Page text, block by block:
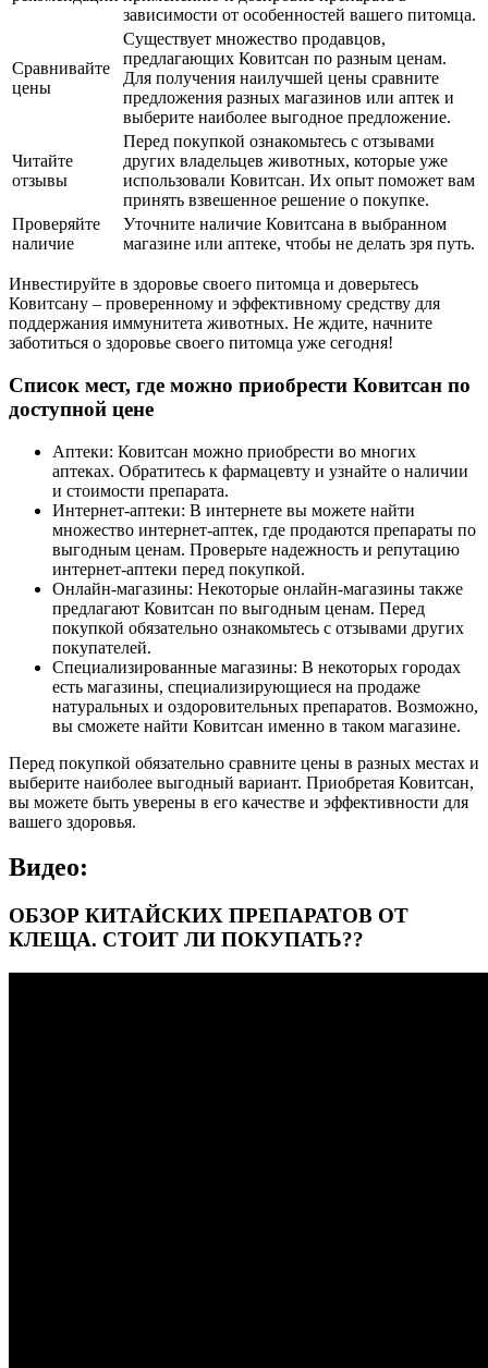
зависимости от особенностей вашего питомца.
Сравнивайте
цены
Существует множество продавцов,
предлагающих Ковитсан по разным ценам.
Для получения наилучшей цены сравните
предложения разных магазинов или аптек и
выберите наиболее выгодное предложение.
Читайте
отзывы
Перед покупкой ознакомьтесь с отзывами
других владельцев животных, которые уже
использовали Ковитсан. Их опыт поможет вам
принять взвешенное решение о покупке.
Проверяйте
наличие
Уточните наличие Ковитсана в выбранном
магазине или аптеке, чтобы не делать зря путь.
Инвестируйте в здоровье своего питомца и доверьтесь
Ковитсану – проверенному и эффективному средству для
поддержания иммунитета животных. Не ждите, начните
заботиться о здоровье своего питомца уже сегодня!
Список мест, где можно приобрести Ковитсан по
доступной цене
Аптеки: Ковитсан можно приобрести во многих
аптеках. Обратитесь к фармацевту и узнайте о наличии
и стоимости препарата.
Интернет-аптеки: В интернете вы можете найти
множество интернет-аптек, где продаются препараты по
выгодным ценам. Проверьте надежность и репутацию
интернет-аптеки перед покупкой.
Онлайн-магазины: Некоторые онлайн-магазины также
предлагают Ковитсан по выгодным ценам. Перед
покупкой обязательно ознакомьтесь с отзывами других
покупателей.
Специализированные магазины: В некоторых городах
есть магазины, специализирующиеся на продаже
натуральных и оздоровительных препаратов. Возможно,
вы сможете найти Ковитсан именно в таком магазине.
Перед покупкой обязательно сравните цены в разных местах и
выберите наиболее выгодный вариант. Приобретая Ковитсан,
вы можете быть уверены в его качестве и эффективности для
вашего здоровья.
Видео:
ОБЗОР КИТАЙСКИХ ПРЕПАРАТОВ ОТ
КЛЕЩА. СТОИТ ЛИ ПОКУПАТЬ??